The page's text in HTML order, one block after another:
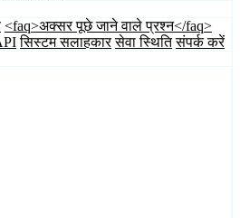
<faq>अक्सर पूछे जाने वाले प्रश्न</faq>
सिस्टम सलाहकार सेवा स्थिति संपर्क करें